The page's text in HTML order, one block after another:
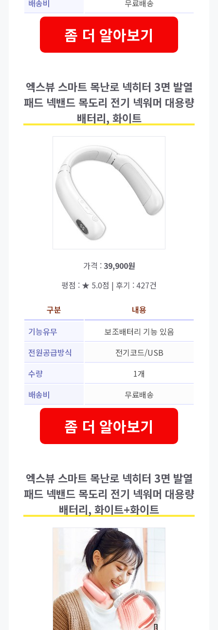
배송비
무료배송
좀 더 알아보기
엑스뷰 스마트 목난로 넥히터 3면 발열
패드 넥밴드 목도리 전기 넥워머 대용량
배터리, 화이트
가격 :39,900원
평점 : ★ 5.0점 | 후기 : 427건
구분
내용
기능유무
보조배터리 기능 있음
전원공급방식
전기코드/USB
수량
1개
배송비
무료배송
좀 더 알아보기
엑스뷰 스마트 목난로 넥히터 3면 발열
패드 넥밴드 목도리 전기 넥워머 대용량
배터리, 화이트+화이트